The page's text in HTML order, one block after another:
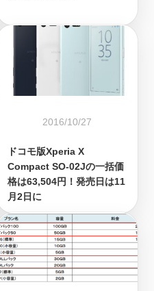
2016/10/27
ドコモ版Xperia X
Compact SO-02Jの一括価
格は63,504円！発売日は11
月2日に